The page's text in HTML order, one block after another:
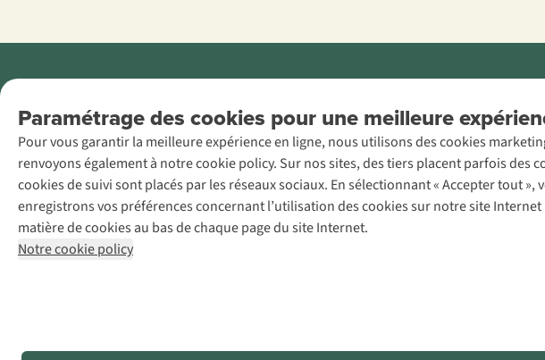
Paramétrage des cookies pour une meilleure
Pour vous garantir la meilleure expérience en ligne, nous utilisons des cookies
renvoyons également à notre cookie policy. Sur nos sites, des tiers placent parfois
cookies de suivi sont placés par les réseaux sociaux. En sélectionnant « Accepter tout
enregistrons vos préférences concernant l’utilisation des cookies sur notre site
matière de cookies au bas de chaque page du site Internet.
Notre cookie policy
AS Adventure
France SAS,
Rue du Vieux
Faubourg 14, F-
59000 Lille
+32 (0)3 828
30 15